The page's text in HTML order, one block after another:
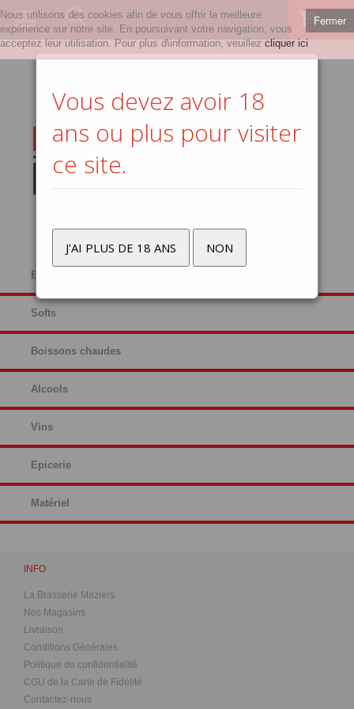
0
Bières
Softs
Boissons chaudes
Alcools
Vins
Epicerie
Matériel
Vous devez avoir 18
ans ou plus pour visiter
ce site.
J'AI PLUS DE 18 ANS NON
INFO
La Brasserie Maziers
Nos Magasins
Livraison
Conditions Générales
Politique de confidentialité
CGU de la Carte de Fidélité
Contactez-nous
Fermer
Nous utilisons des cookies afin de vous offrir la meilleure
expérience sur notre site. En poursuivant votre navigation, vous
acceptez leur utilisation. Pour plus d\information, veuillez cliquer ici